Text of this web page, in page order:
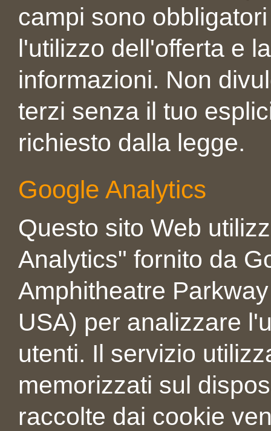
campi sono
l'utilizzo dell'offerta e
informazioni. Non
terzi senza il tuo
richiesto dalla legge.
Google Analytics
Questo sito Web
Analytics" fornito da
Amphitheatre
USA) per analizzare
utenti. Il servizio
memorizzati sul
raccolte dai cookie